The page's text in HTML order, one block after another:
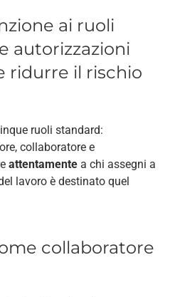
ai ruoli
autorizzazioni
ridurre il rischio
ruoli standard:
collaboratore e
attentamente a chi assegni a
lavoro è destinato quel
collaboratore